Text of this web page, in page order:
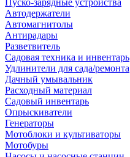
Пуско-зарядные устройства
Автодержатели
Автомагнитолы
Антирадары
Разветвитель
Садовая техника и инвентарь
Удлинители для сада/ремонта
Дачный умывальник
Расходный материал
Садовый инвентарь
Опрыскиватели
Генераторы
Мотоблоки и культиваторы
Мотобуры